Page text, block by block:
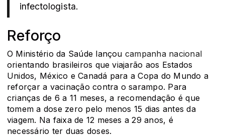
infectologista.
Reforço
O Ministério da Saúde lançou campanha nacional
orientando brasileiros que viajarão aos Estados
Unidos, México e Canadá para a Copa do Mundo a
reforçar a vacinação contra o sarampo. Para
crianças de 6 a 11 meses, a recomendação é que
tomem a dose zero pelo menos 15 dias antes da
viagem. Na faixa de 12 meses a 29 anos, é
necessário ter duas doses.